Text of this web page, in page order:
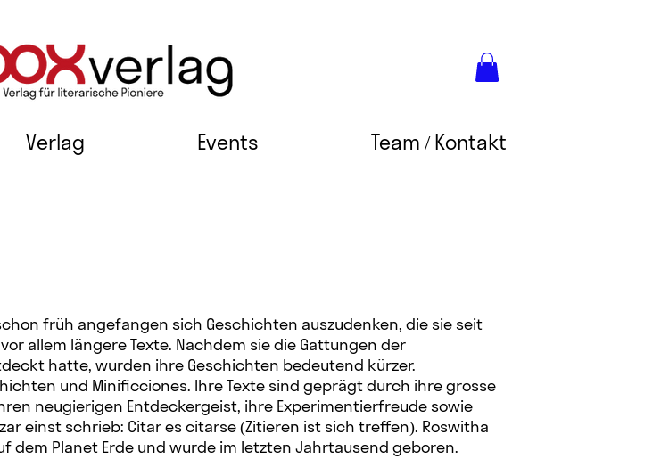
Verlag Events Team / Kontakt
früh angefangen sich Geschichten auszudenken, die sie seit
allem längere Texte. Nachdem sie die Gattungen der
hatte, wurden ihre Geschichten bedeutend kürzer.
und Minificciones. Ihre Texte sind geprägt durch ihre grosse
neugierigen Entdeckergeist, ihre Experimentierfreude sowie
einst schrieb: Citar es citarse (Zitieren ist sich treffen). Roswitha
dem Planet Erde und wurde im letzten Jahrtausend geboren.